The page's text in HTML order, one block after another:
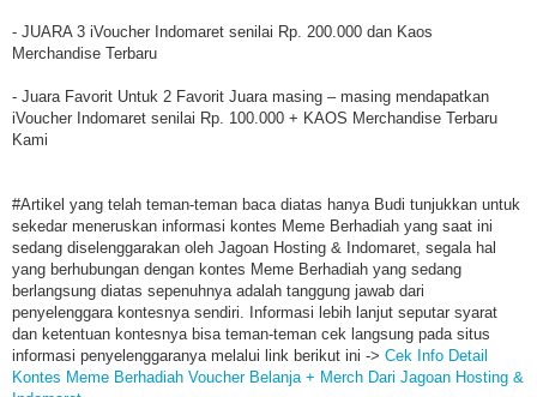
- JUARA 3 iVoucher Indomaret senilai Rp. 200.000 dan Kaos
Merchandise Terbaru
- Juara Favorit Untuk 2 Favorit Juara masing – masing mendapatkan
iVoucher Indomaret senilai Rp. 100.000 + KAOS Merchandise Terbaru
Kami
#Artikel yang telah teman-teman baca diatas hanya Budi tunjukkan untuk
sekedar meneruskan informasi kontes Meme Berhadiah yang saat ini
sedang diselenggarakan oleh Jagoan Hosting & Indomaret, segala hal
yang berhubungan dengan kontes Meme Berhadiah yang sedang
berlangsung diatas sepenuhnya adalah tanggung jawab dari
penyelenggara kontesnya sendiri. Informasi lebih lanjut seputar syarat
dan ketentuan kontesnya bisa teman-teman cek langsung pada situs
informasi penyelenggaranya melalui link berikut ini -> Cek Info Detail
Kontes Meme Berhadiah Voucher Belanja + Merch Dari Jagoan Hosting &